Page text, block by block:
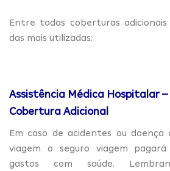
Entre todas coberturas
das mais utilizadas:
Assistência Médica Hospitalar –
Cobertura Adicional
Em caso de acidentes ou
viagem o seguro viagem
gastos com saúde.